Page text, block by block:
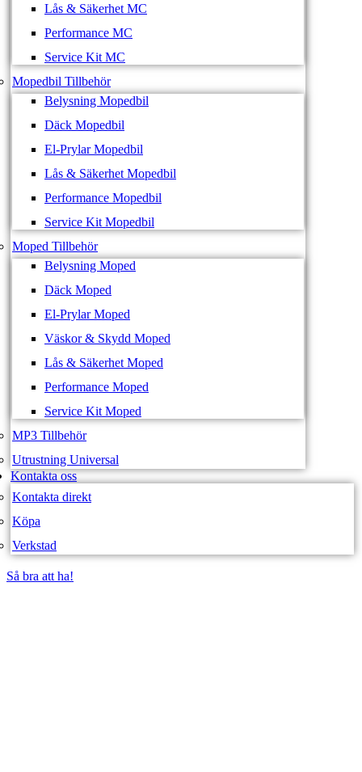
Lås & Säkerhet MC
Performance MC
Service Kit MC
Mopedbil Tillbehör
Belysning Mopedbil
Däck Mopedbil
El-Prylar Mopedbil
Lås & Säkerhet Mopedbil
Performance Mopedbil
Service Kit Mopedbil
Moped Tillbehör
Belysning Moped
Däck Moped
El-Prylar Moped
Väskor & Skydd Moped
Lås & Säkerhet Moped
Performance Moped
Service Kit Moped
MP3 Tillbehör
Utrustning Universal
Kontakta oss
Kontakta direkt
Köpa
Verkstad
Så bra att ha!